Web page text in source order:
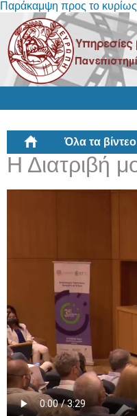
Παράκαμψη προς το κυρίως
Όλα τα βίντεο
Η Διατριβή